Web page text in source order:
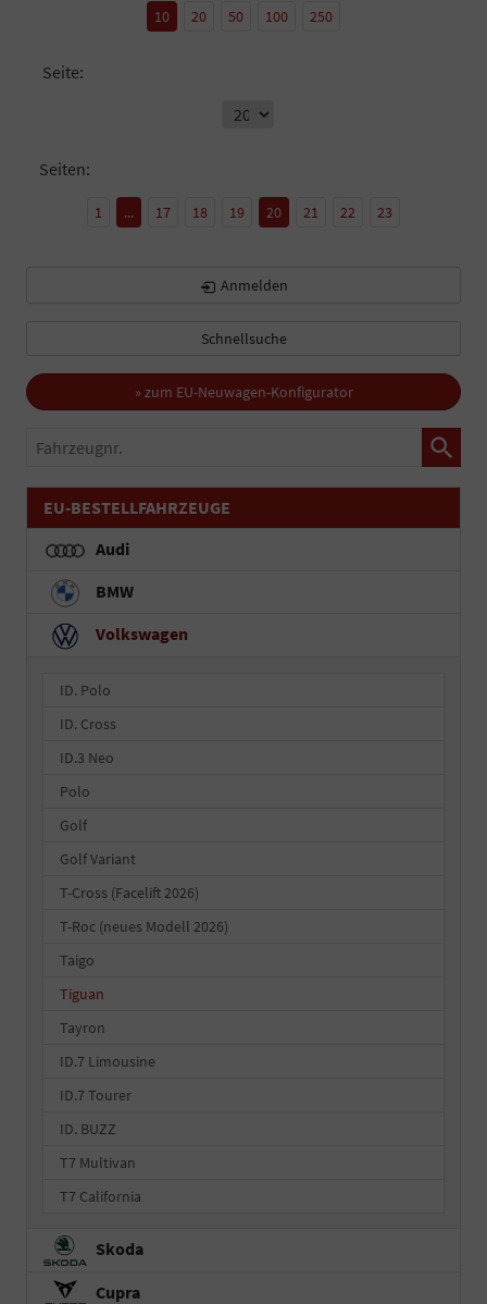
10 20 50 100 250
Seite:
Seiten:
1 ... 17 18 19 20 21 22 23
Anmelden
Schnellsuche
» zum EU-Neuwagen-Konfigurator
Fahrzeugnr.
EU-BESTELLFAHRZEUGE
Audi
BMW
Volkswagen
ID. Polo
ID. Cross
ID.3 Neo
Polo
Golf
Golf Variant
T-Cross (Facelift 2026)
T-Roc (neues Modell 2026)
Taigo
Tiguan
Tayron
ID.7 Limousine
ID.7 Tourer
ID. BUZZ
T7 Multivan
T7 California
Skoda
Cupra